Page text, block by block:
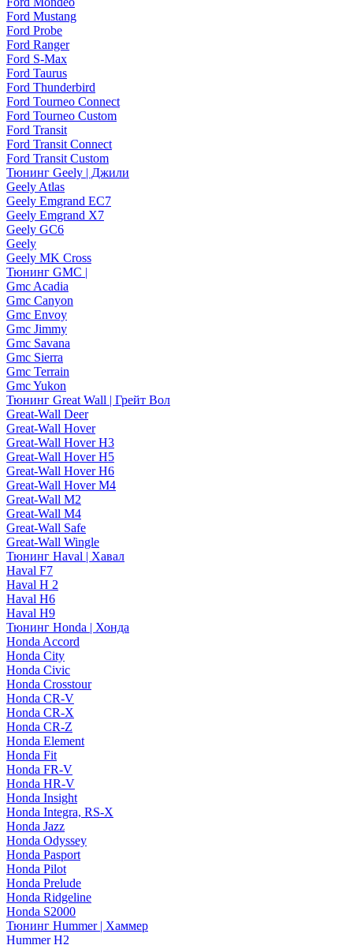
Ford Mustang
Ford Probe
Ford Ranger
Ford S-Max
Ford Taurus
Ford Thunderbird
Ford Tourneo Connect
Ford Tourneo Custom
Ford Transit
Ford Transit Connect
Ford Transit Custom
Тюнинг Geely | Джили
Geely Atlas
Geely Emgrand EC7
Geely Emgrand X7
Geely GC6
Geely
Geely MK Cross
Тюнинг GMC |
Gmc Acadia
Gmc Canyon
Gmc Envoy
Gmc Jimmy
Gmc Savana
Gmc Sierra
Gmc Terrain
Gmc Yukon
Тюнинг Great Wall | Грейт Вол
Great-Wall Deer
Great-Wall Hover
Great-Wall Hover H3
Great-Wall Hover H5
Great-Wall Hover H6
Great-Wall Hover M4
Great-Wall M2
Great-Wall M4
Great-Wall Safe
Great-Wall Wingle
Тюнинг Haval | Хавал
Haval F7
Haval H 2
Haval H6
Haval H9
Тюнинг Honda | Хонда
Honda Accord
Honda City
Honda Civic
Honda Crosstour
Honda CR-V
Honda CR-X
Honda CR-Z
Honda Element
Honda Fit
Honda FR-V
Honda HR-V
Honda Insight
Honda Integra, RS-X
Honda Jazz
Honda Odyssey
Honda Pasport
Honda Pilot
Honda Prelude
Honda Ridgeline
Honda S2000
Тюнинг Hummer | Хаммер
Hummer H2